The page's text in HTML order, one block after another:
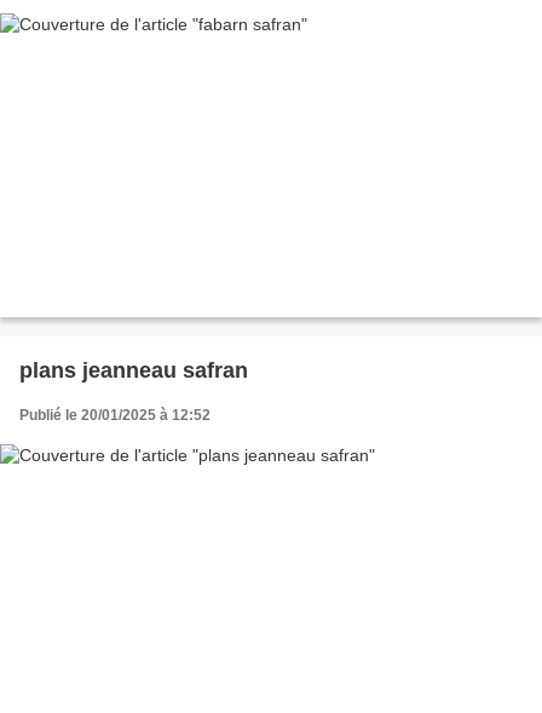
plans jeanneau safran
Publié le 20/01/2025 à 12:52